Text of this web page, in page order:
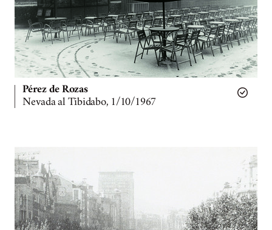
Pérez de Rozas
Nevada al Tibidabo, 1/10/1967